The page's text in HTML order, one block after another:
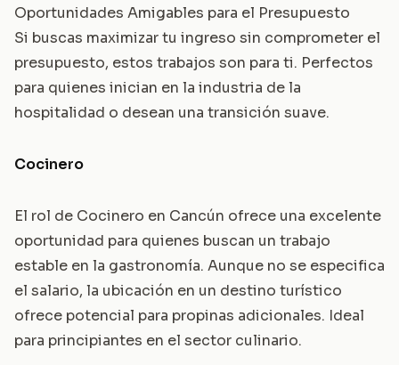
Oportunidades Amigables para el Presupuesto
Si buscas maximizar tu ingreso sin comprometer el
presupuesto, estos trabajos son para ti. Perfectos
para quienes inician en la industria de la
hospitalidad o desean una transición suave.
Cocinero
El rol de Cocinero en Cancún ofrece una excelente
oportunidad para quienes buscan un trabajo
estable en la gastronomía. Aunque no se especifica
el salario, la ubicación en un destino turístico
ofrece potencial para propinas adicionales. Ideal
para principiantes en el sector culinario.